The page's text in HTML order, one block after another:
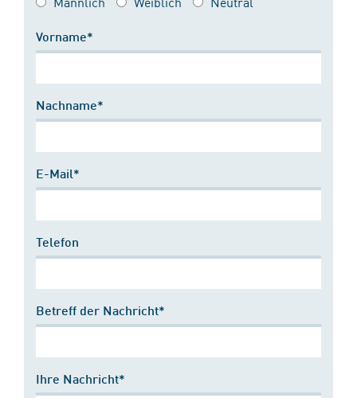
Vorname*
Nachname*
E-Mail*
Telefon
Betreff der Nachricht*
Ihre Nachricht*